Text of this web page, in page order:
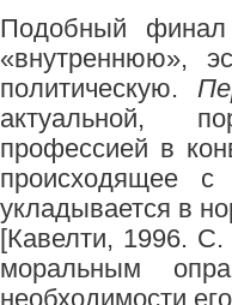
Подобный финал
«внутреннюю»,
политическую.
актуальной,
профессией в
происходящее
укладывается в
[Кавелти, 1996.
моральным
необходимости